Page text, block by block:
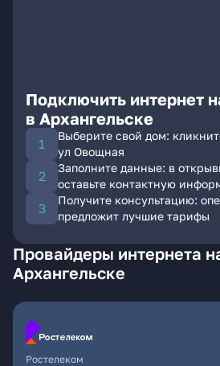
Подключить интернет
в Архангельске
Выберите свой дом:
ул Овощная
Заполните данные: в
оставьте контактную
Получите консультацию:
предложит лучшие тарифы
Провайдеры интернета
Архангельске
Ростелеком